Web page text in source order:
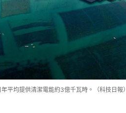
平均提供清潔電能約3億千瓦時。（科技日報）